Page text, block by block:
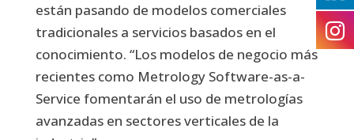
están pasando de modelos comerciales
tradicionales a servicios basados en el
conocimiento. “Los modelos de negocio más
recientes como Metrology Software-as-a-
Service fomentarán el uso de metrologías
avanzadas en sectores verticales de la